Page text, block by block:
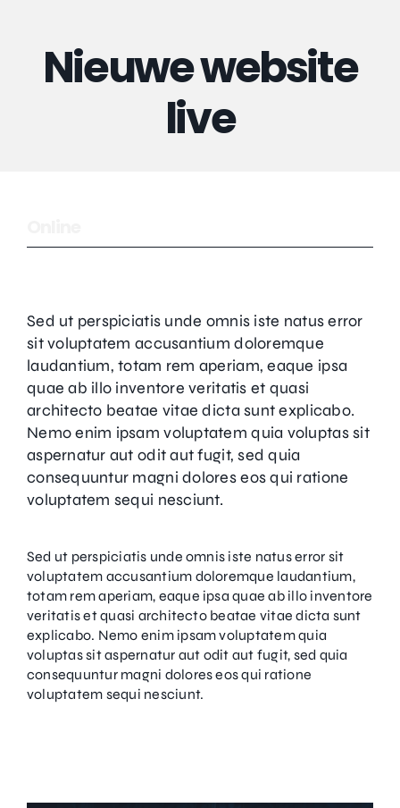
Nieuwe website
live
Sed ut perspiciatis unde omnis iste natus error
sit voluptatem accusantium doloremque
laudantium, totam rem aperiam, eaque ipsa
quae ab illo inventore veritatis et quasi
architecto beatae vitae dicta sunt explicabo.
Nemo enim ipsam voluptatem quia voluptas sit
aspernatur aut odit aut fugit, sed quia
consequuntur magni dolores eos qui ratione
voluptatem sequi nesciunt.
Sed ut perspiciatis unde omnis iste natus error sit
voluptatem accusantium doloremque laudantium,
totam rem aperiam, eaque ipsa quae ab illo inventore
veritatis et quasi architecto beatae vitae dicta sunt
explicabo. Nemo enim ipsam voluptatem quia
voluptas sit aspernatur aut odit aut fugit, sed quia
consequuntur magni dolores eos qui ratione
voluptatem sequi nesciunt.